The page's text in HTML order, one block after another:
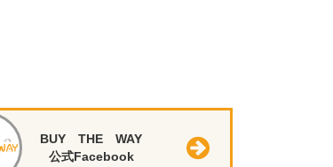
BUY THE WAY
公式Facebook